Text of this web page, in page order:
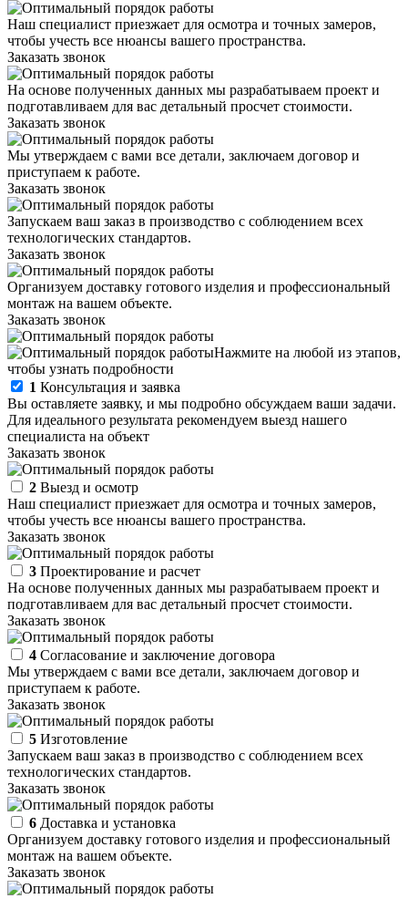
Наш специалист приезжает для осмотра и точных замеров,
чтобы учесть все нюансы вашего пространства.
Заказать звонок
На основе полученных данных мы разрабатываем проект и
подготавливаем для вас детальный просчет стоимости.
Заказать звонок
Мы утверждаем с вами все детали, заключаем договор и
приступаем к работе.
Заказать звонок
Запускаем ваш заказ в производство с соблюдением всех
технологических стандартов.
Заказать звонок
Организуем доставку готового изделия и профессиональный
монтаж на вашем объекте.
Заказать звонок
Нажмите на любой из этапов,
чтобы узнать подробности
1 Консультация и заявка
Вы оставляете заявку, и мы подробно обсуждаем ваши задачи.
Для идеального результата рекомендуем выезд нашего
специалиста на объект
Заказать звонок
2 Выезд и осмотр
Наш специалист приезжает для осмотра и точных замеров,
чтобы учесть все нюансы вашего пространства.
Заказать звонок
3 Проектирование и расчет
На основе полученных данных мы разрабатываем проект и
подготавливаем для вас детальный просчет стоимости.
Заказать звонок
4 Согласование и заключение договора
Мы утверждаем с вами все детали, заключаем договор и
приступаем к работе.
Заказать звонок
5 Изготовление
Запускаем ваш заказ в производство с соблюдением всех
технологических стандартов.
Заказать звонок
6 Доставка и установка
Организуем доставку готового изделия и профессиональный
монтаж на вашем объекте.
Заказать звонок